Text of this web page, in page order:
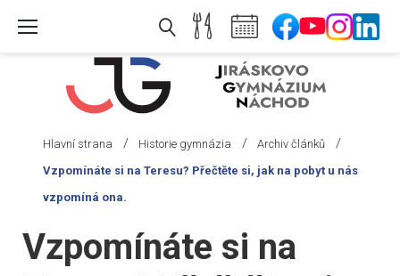
Hlavní strana / Historie gymnázia / Archiv článků /
Vzpomínáte si na Teresu? Přečtěte si, jak na pobyt u nás
vzpomíná ona.
Vzpomínáte si na